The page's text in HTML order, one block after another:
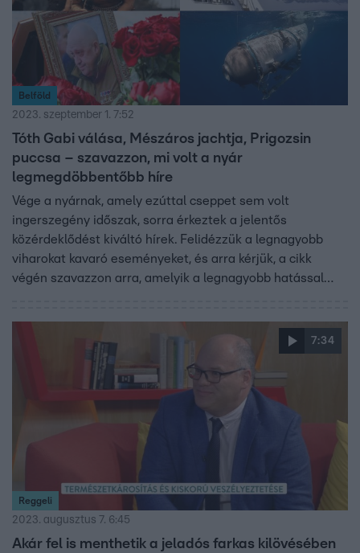
Belföld
2023. szeptember 1. 7:52
Tóth Gabi válása, Mészáros jachtja, Prigozsin
puccsa – szavazzon, mi volt a nyár
legmegdöbbentőbb híre
Vége a nyárnak, amely ezúttal cseppet sem volt
ingerszegény időszak, sorra érkeztek a jelentős
közérdeklődést kiváltó hírek. Felidézzük a legnagyobb
viharokat kavaró eseményeket, és arra kérjük, a cikk
végén szavazzon arra, amelyik a legnagyobb hatással
7:34
Reggeli
2023. augusztus 7. 6:45
Akár fel is menthetik a jeladós farkas kilövésében